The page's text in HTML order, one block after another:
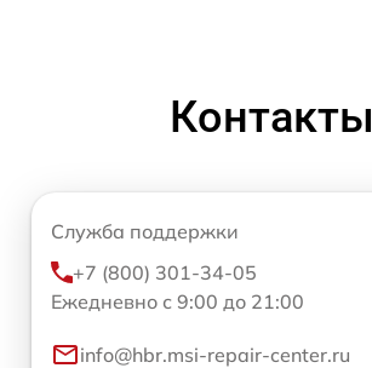
Контакты
Служба поддержки
+7 (800) 301-34-05
Ежедневно с 9:00 до 21:00
info@hbr.msi-repair-center.ru